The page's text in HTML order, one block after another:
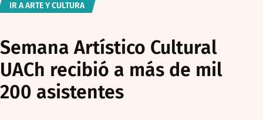
IR A ARTE Y CULTURA
Semana Artístico Cultural
UACh recibió a más de mil
200 asistentes